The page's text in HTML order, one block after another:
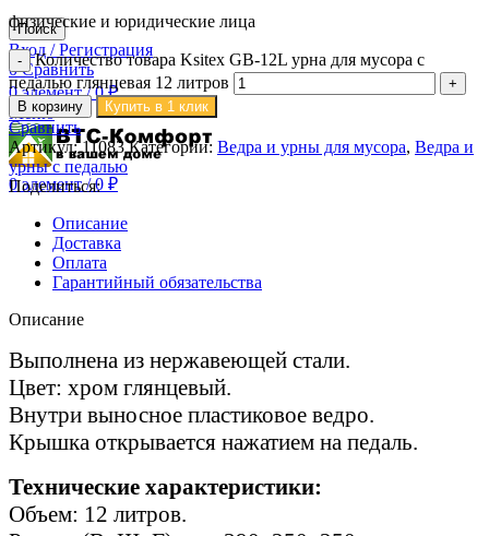
Поиск
Вход / Регистрация
0 Сравнить
0элемент / 0₽
Меню
0элемент / 0 ₽
физические и юридические лица
Количество товара Ksitex GB-12L урна для мусора с
педалью глянцевая 12 литров
В корзину Купить в 1 клик
Сравнить
Артикул:11083Категории: Ведра и урны для мусора, Ведра и
урны с педалью
Поделиться:
Описание
Доставка
Оплата
Гарантийный обязательства
Описание
Выполнена из нержавеющей стали.
Цвет: хром глянцевый.
Внутри выносное пластиковое ведро.
Крышка открывается нажатием на педаль.
Технические характеристики:
Объем: 12 литров.